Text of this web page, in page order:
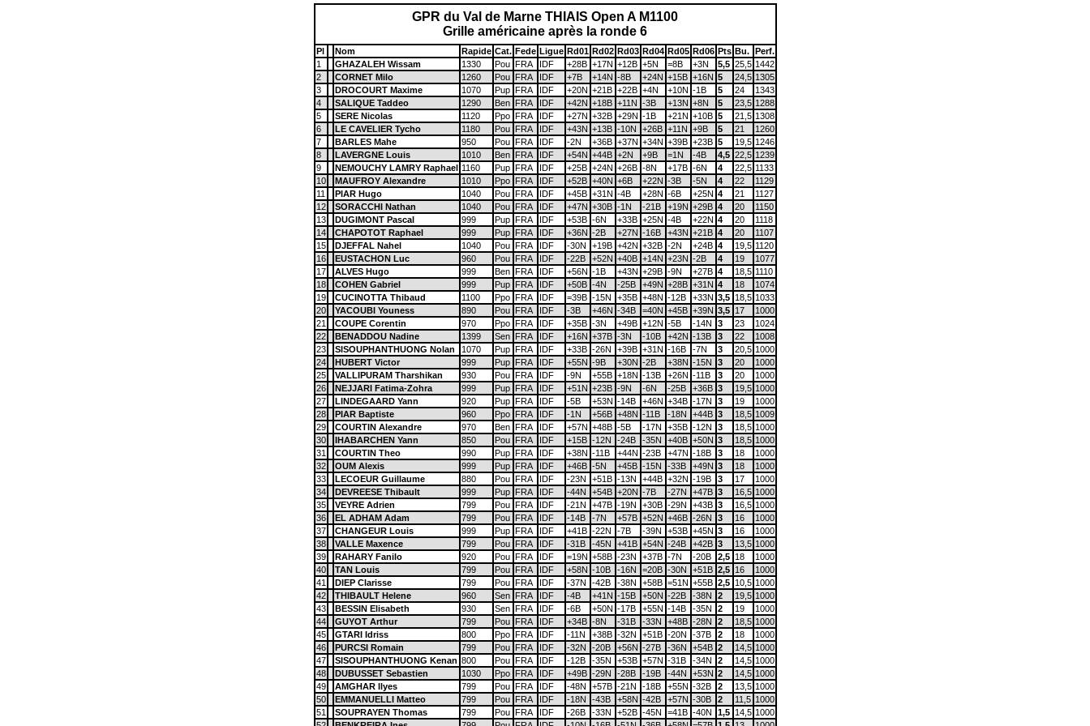
GPR du Val de Marne THIAIS Open A M1100
Grille américaine après la ronde 6
Pl Nom Rapide Cat. Fede Ligue Rd01 Rd02 Rd03 Rd04 Rd05 Rd06 Pts Bu.
Perf.
1
GHAZALEH Wissam 1330 Pou FRA IDF +28B +17N +12B +5N =8B +3N 5,5 25,5 1442
2
CORNET Milo 1260 Pou FRA IDF +7B +14N -8B +24N +15B +16N 5 24,5 1305
3
DROCOURT Maxime 1070 Pup FRA IDF +20N +21B +22B +4N +10N -1B 5 24
1343
4
SALIQUE Taddeo 1290 Ben FRA IDF +42N +18B +11N -3B +13N +8N 5 23,5 1288
5
SERE Nicolas 1120 Ppo FRA IDF +27N +32B +29N -1B +21N +10B 5 21,5 1308
6
LE CAVELIER Tycho 1180 Pou FRA IDF +43N +13B -10N +26B +11N +9B 5 21
1260
7
BARLES Mahe 950 Pou FRA IDF -2N +36B +37N +34N +39B +23B 5 19,5 1246
8
LAVERGNE Louis 1010 Ben FRA IDF +54N +44B +2N +9B =1N -4B 4,5 22,5 1239
9
NEMOUCHY LAMRY Raphael 1160 Pup FRA IDF +25B +24N +26B -8N +17B -6N 4 22,5 1133
10
MAUFROY Alexandre 1010 Ppo FRA IDF +52B +40N +6B +22N -3B -5N 4 22
1129
11
PIAR Hugo 1040 Pou FRA IDF +45B +31N -4B +28N -6B +25N 4 21
1127
12
SORACCHI Nathan 1040 Pou FRA IDF +47N +30B -1N -21B +19N +29B 4 20
1150
13
DUGIMONT Pascal 999 Pup FRA IDF +53B -6N +33B +25N -4B +22N 4 20
1118
14
CHAPOTOT Raphael 999 Pup FRA IDF +36N -2B +27N -16B +43N +21B 4 20
1107
15
DJEFFAL Nahel 1040 Pou FRA IDF -30N +19B +42N +32B -2N +24B 4 19,5 1120
16
EUSTACHON Luc 960 Pou FRA IDF -22B +52N +40B +14N +23N -2B 4 19
1077
17
ALVES Hugo 999 Ben FRA IDF +56N -1B +43N +29B -9N +27B 4 18,5 1110
18
COHEN Gabriel 999 Pup FRA IDF +50B -4N -25B +49N +28B +31N 4 18
1074
19
CUCINOTTA Thibaud 1100 Ppo FRA IDF =39B -15N +35B +48N -12B +33N 3,5 18,5 1033
20
YACOUBI Youness 890 Pou FRA IDF -3B +46N -34B =40N +45B +39N 3,5 17
1000
21
COUPE Corentin 970 Ppo FRA IDF +35B -3N +49B +12N -5B -14N 3 23
1024
22
BENADDOU Nadine 1399 Sen FRA IDF +16N +37B -3N -10B +42N -13B 3 22
1008
23
SISOUPHANTHUONG Nolan 1070 Pup FRA IDF +33B -26N +39B +31N -16B -7N 3 20,5 1000
24
HUBERT Victor 999 Pup FRA IDF +55N -9B +30N -2B +38N -15N 3 20
1000
25
VALLIPURAM Tharshikan 930 Pou FRA IDF -9N +55B +18N -13B +26N -11B 3 20
1000
26
NEJJARI Fatima-Zohra 999 Pup FRA IDF +51N +23B -9N -6N -25B +36B 3 19,5 1000
27
LINDEGAARD Yann 920 Pup FRA IDF -5B +53N -14B +46N +34B -17N 3 19
1000
28
PIAR Baptiste 960 Ppo FRA IDF -1N +56B +48N -11B -18N +44B 3 18,5 1009
29
COURTIN Alexandre 970 Ben FRA IDF +57N +48B -5B -17N +35B -12N 3 18,5 1000
30
IHABARCHEN Yann 850 Pou FRA IDF +15B -12N -24B -35N +40B +50N 3 18,5 1000
31
COURTIN Theo 990 Pup FRA IDF +38N -11B +44N -23B +47N -18B 3 18
1000
32
OUM Alexis 999 Pup FRA IDF +46B -5N +45B -15N -33B +49N 3 18
1000
33
LECOEUR Guillaume 880 Pou FRA IDF -23N +51B -13N +44B +32N -19B 3 17
1000
34
DEVREESE Thibault 999 Pup FRA IDF -44N +54B +20N -7B -27N +47B 3 16,5 1000
35
VEYRE Adrien 799 Pou FRA IDF -21N +47B -19N +30B -29N +43B 3 16,5 1000
36
EL ADHAM Adam 799 Pou FRA IDF -14B -7N +57B +52N +46B -26N 3 16
1000
37
CHANGEUR Louis 999 Pup FRA IDF +41B -22N -7B -39N +53B +45N 3 16
1000
38
VALLE Maxence 799 Pou FRA IDF -31B -45N +41B +54N -24B +42B 3 13,5 1000
39
RAHARY Fanilo 920 Pou FRA IDF =19N +58B -23N +37B -7N -20B 2,5 18
1000
40
TAN Louis 799 Pou FRA IDF +58N -10B -16N =20B -30N +51B 2,5 16
1000
41
DIEP Clarisse 799 Pou FRA IDF -37N -42B -38N +58B =51N +55B 2,5 10,5 1000
42
THIBAULT Helene 960 Sen FRA IDF -4B +41N -15B +50N -22B -38N 2 19,5 1000
43
BESSIN Elisabeth 930 Sen FRA IDF -6B +50N -17B +55N -14B -35N 2 19
1000
44
GUYOT Arthur 799 Pou FRA IDF +34B -8N -31B -33N +48B -28N 2 18,5 1000
45
GTARI Idriss 800 Ppo FRA IDF -11N +38B -32N +51B -20N -37B 2 18
1000
46
PURCSI Romain 799 Pou FRA IDF -32N -20B +56N -27B -36N +54B 2 14,5 1000
47
SISOUPHANTHUONG Kenan 800 Pou FRA IDF -12B -35N +53B +57N -31B -34N 2 14,5 1000
48
DUBUSSET Sebastien 1030 Ppo FRA IDF +49B -29N -28B -19B -44N +53N 2 14,5 1000
49
AMGHAR Ilyes 799 Pou FRA IDF -48N +57B -21N -18B +55N -32B 2 13,5 1000
50
EMMANUELLI Matteo 799 Pou FRA IDF -18N -43B +58N -42B +57N -30B 2 11,5 1000
51
SOUPRAYEN Thomas 799 Pou FRA IDF -26B -33N +52B -45N =41B -40N 1,5 14,5 1000